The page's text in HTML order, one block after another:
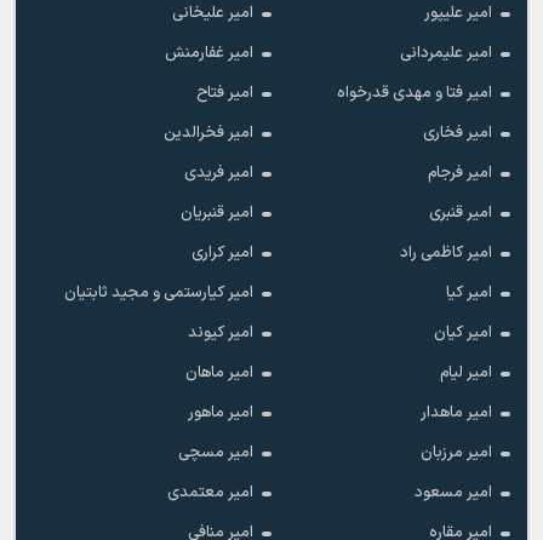
امیر علیپور
امیر علیخانی
امیر علیمردانی
امیر غفارمنش
امیر فتا و مهدی قدرخواه
امیر فتاح
امیر فخاری
امیر فخرالدین
امیر فرجام
امیر فریدی
امیر قنبری
امیر قنبریان
امیر کاظمی راد
امیر کراری
امیر کیا
امیر کیارستمی و مجید ثابتیان
امیر کیان
امیر کیوند
امیر لیام
امیر ماهان
امیر ماهدار
امیر ماهور
امیر مرزبان
امیر مسچی
امیر مسعود
امیر معتمدی
امیر مقاره
امیر منافی